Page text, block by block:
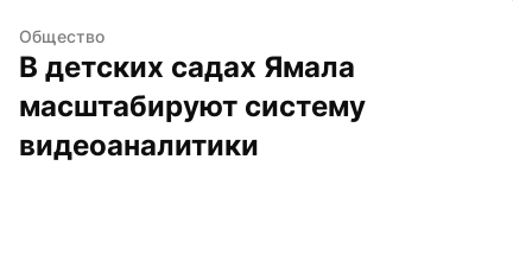
Общество
В детских садах Ямала
масштабируют систему
видеоаналитики